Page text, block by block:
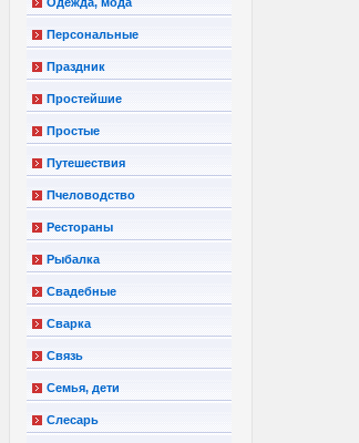
Персональные
Праздник
Простейшие
Простые
Путешествия
Пчеловодство
Рестораны
Рыбалка
Свадебные
Сварка
Связь
Семья, дети
Слесарь